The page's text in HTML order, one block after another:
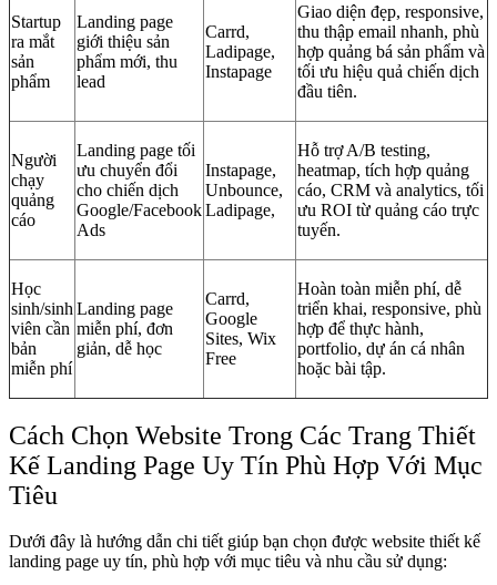
Startup
ra mắt
sản
phẩm
Landing page
giới thiệu sản
phẩm mới, thu
lead
Carrd,
Ladipage,
Instapage
Giao diện đẹp, responsive,
thu thập email nhanh, phù
hợp quảng bá sản phẩm và
tối ưu hiệu quả chiến dịch
đầu tiên.
Người
chạy
quảng
cáo
Landing page tối
ưu chuyển đổi
cho chiến dịch
Google/Facebook
Ads
Instapage,
Unbounce,
Ladipage,
Hỗ trợ A/B testing,
heatmap, tích hợp quảng
cáo, CRM và analytics, tối
ưu ROI từ quảng cáo trực
tuyến.
Học
sinh/sinh
viên cần
bản
miễn phí
Landing page
miễn phí, đơn
giản, dễ học
Carrd,
Google
Sites, Wix
Free
Hoàn toàn miễn phí, dễ
triển khai, responsive, phù
hợp để thực hành,
portfolio, dự án cá nhân
hoặc bài tập.
Cách Chọn Website Trong Các Trang Thiết
Kế Landing Page Uy Tín Phù Hợp Với Mục
Tiêu
Dưới đây là hướng dẫn chi tiết giúp bạn chọn được website thiết kế
landing page uy tín, phù hợp với mục tiêu và nhu cầu sử dụng: